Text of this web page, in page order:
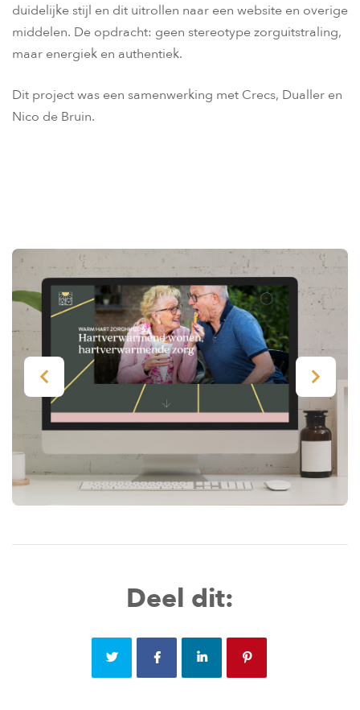
duidelijke stijl en dit uitrollen naar een website en overige
middelen. De opdracht: geen stereotype zorguitstraling,
maar energiek en authentiek.
Dit project was een samenwerking met Crecs, Dualler en
Nico de Bruin.
Deel dit: